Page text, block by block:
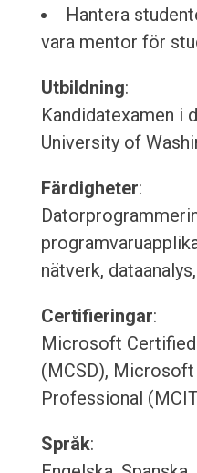
Hantera
vara mentor för
Utbildning:
Kandidatexamen i
University of
Färdigheter:
nätverk,
Certifieringar:
Microsoft
(MCSD),
Professional
Språk: